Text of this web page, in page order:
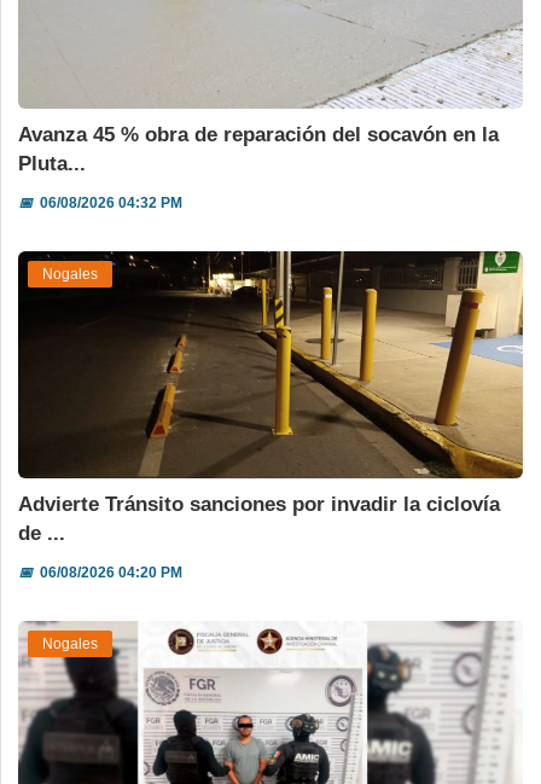
Avanza 45 % obra de reparación del socavón en la
Pluta...
📅06/08/2026 04:32 PM
Nogales
Advierte Tránsito sanciones por invadir la ciclovía
de ...
📅06/08/2026 04:20 PM
Nogales